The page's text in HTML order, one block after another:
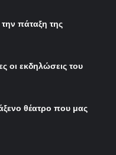
πάταξη της
οι εκδηλώσεις του
θέατρο που μας